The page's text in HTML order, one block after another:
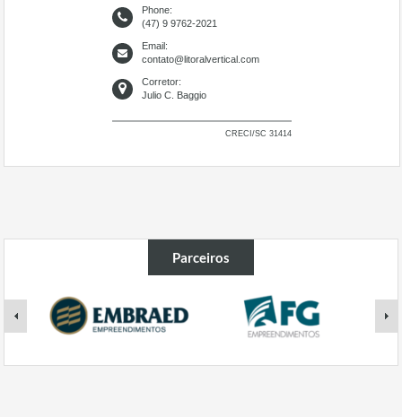
Phone:
(47) 9 9762-2021
Email:
contato@litoralvertical.com
Corretor:
Julio C. Baggio
CRECI/SC 31414
Parceiros